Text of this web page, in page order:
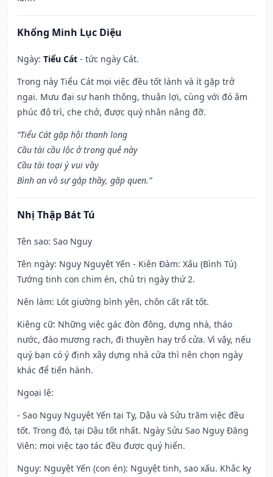
Khổng Minh Lục Diệu
Ngày: Tiểu Cát - tức ngày Cát.
Trong này Tiểu Cát mọi việc đều tốt lành và ít gặp trở
ngại. Mưu đại sự hanh thông, thuận lợi, cùng với đó âm
phúc độ trì, che chở, được quý nhân nâng đỡ.
“Tiểu Cát gặp hội thanh long
Cầu tài cầu lộc ở trong quẻ này
Cầu tài toại ý vui vầy
Bình an vô sự gặp thầy, gặp quen.”
Nhị Thập Bát Tú
Tên sao: Sao Nguy
Tên ngày: Nguy Nguyệt Yến - Kiên Đàm: Xấu (Bình Tú)
Tướng tinh con chim én, chủ trị ngày thứ 2.
Nên làm: Lót giường bình yên, chôn cất rất tốt.
Kiêng cữ: Những việc gác đòn đông, dựng nhà, tháo
nước, đào mương rạch, đi thuyền hay trổ cửa. Vì vậy, nếu
quý bạn có ý định xây dựng nhà cửa thì nên chọn ngày
khác để tiến hành.
Ngoại lệ:
- Sao Nguy Nguyệt Yến tại Tỵ, Dậu và Sửu trăm việc đều
tốt. Trong đó, tại Dậu tốt nhất. Ngày Sửu Sao Nguy Đăng
Viên: mọi việc tạo tác đều được quý hiển.
Nguy: Nguyệt Yến (con én): Nguyệt tinh, sao xấu. Khắc kỵ